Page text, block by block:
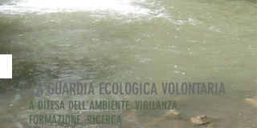
LA GUARDIA ECOLOGICA VOLONTARIA
A DIFESA DELL'AMBIENTE: VIGILANZA,
FORMAZIONE, RICERCA